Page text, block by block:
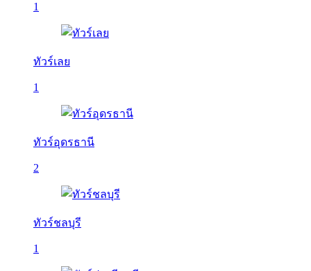
1
ทัวร์เลย
1
ทัวร์อุดรธานี
2
ทัวร์ชลบุรี
1